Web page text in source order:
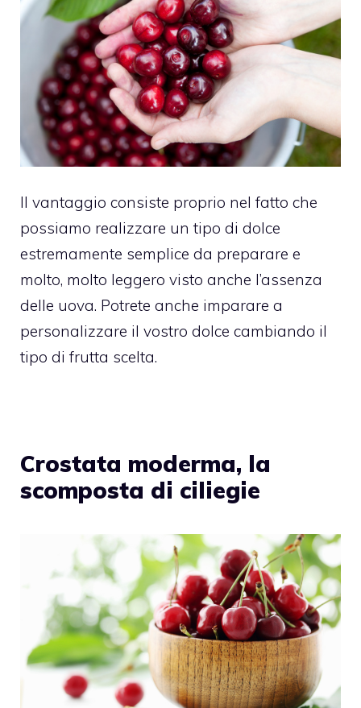
Il vantaggio consiste proprio nel fatto che
possiamo realizzare un tipo di dolce
estremamente semplice da preparare e
molto, molto leggero visto anche l’assenza
delle uova. Potrete anche imparare a
personalizzare il vostro dolce cambiando il
tipo di frutta scelta.
Crostata moderma, la
scomposta di ciliegie